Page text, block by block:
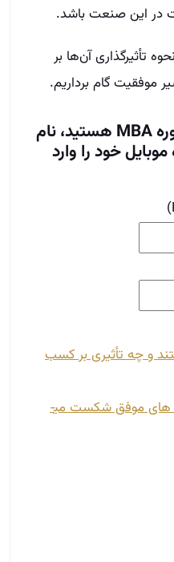
در این صنعت باشد.
تأثیرگذاری آن‌ها بر
موفقیت گام برداریم.
اگر مایل به شرکت در دوره MBA هستید، نام
خود را وارد
و چه تأثیری بر کسب
های موفق شکست می­